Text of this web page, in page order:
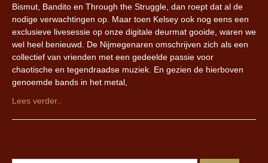
Bismut, Bandito en Through the Struggle, dan roept dat al de
nodige verwachtingen op. Maar toen Kelsey ook nog eens een
exclusieve livesessie op onze digitale deurmat gooide, waren we
wel heel benieuwd. De Nijmegenaren omschrijven zich als een
collectief van vrienden met een gedeelde passie voor
chaotische en tegendraadse muziek. En gezien de hierboven
genoemde bands in het metal,
Lees verder..